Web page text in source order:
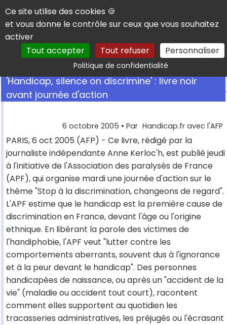
Panneau de gestion des cookies
Ce site utilise des cookies 🍪
et vous donne le contrôle sur ceux que vous souhaitez
activer
Tout accepter
Tout refuser Personnaliser
Politique de confidentialitéRechercher
'Handicap, silence on discrimine' : livre noir
avant journée d'action
6 octobre 2005 • Par Handicap.fr avec l'AFP
PARIS, 6 oct 2005 (AFP) - Ce livre, rédigé par la
journaliste indépendante Anne Kerloc'h, est publié jeudi
à l'initiative de l'Association des paralysés de France
(APF), qui organise mardi une journée d'action sur le
thème "Stop à la discrimination, changeons de regard".
L'APF estime que le handicap est la première cause de
discrimination en France, devant l'âge ou l'origine
ethnique. En libérant la parole des victimes de
l'handiphobie, l'APF veut "lutter contre les
comportements aberrants, souvent dus à l'ignorance
et à la peur devant le handicap". Des personnes
handicapées de naissance, ou après un "accident de la
vie" (maladie ou accident tout court), racontent
comment elles supportent au quotidien les
tracasseries administratives, les préjugés ou l'écrasant